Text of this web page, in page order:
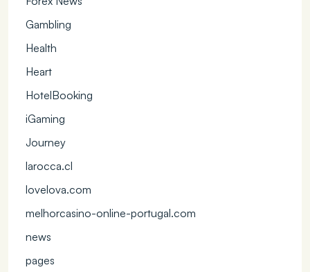
Gambling
Health
Heart
HotelBooking
iGaming
Journey
larocca.cl
lovelova.com
melhorcasino-online-portugal.com
news
pages